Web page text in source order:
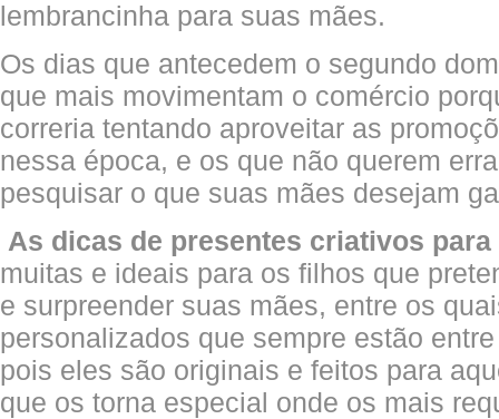
lembrancinha para suas mães.
Os dias que antecedem o segundo
que mais movimentam o comércio
correria tentando aproveitar as
nessa época, e os que não querem
pesquisar o que suas mães desejam
As dicas de presentes criativos para
muitas e ideais para os filhos que
e surpreender suas mães, entre os
personalizados que sempre estão
pois eles são originais e feitos para
que os torna especial onde os mais